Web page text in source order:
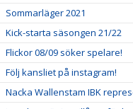
Sommarläger 2021
Kick-starta säsongen 21/22
Flickor 08/09 söker spelare!
Följ kansliet på instagram!
Nacka Wallenstam IBK